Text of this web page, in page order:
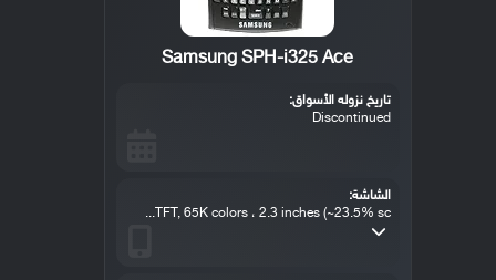
Samsung SPH-i325 Ace
تاريخ نزوله الأسواق:
Discontinued
الشاشة:
TFT, 65K colors ، 2.3 inches (~23.5% sc...